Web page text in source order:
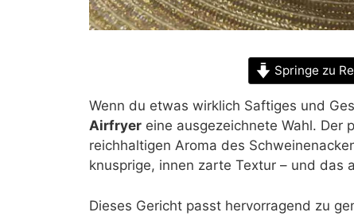
Springe zu
Wenn du etwas wirklich Saftiges und
Airfryer eine ausgezeichnete Wahl. Der
reichhaltigen Aroma des
knusprige, innen zarte Textur – und das
Dieses Gericht passt hervorragend zu